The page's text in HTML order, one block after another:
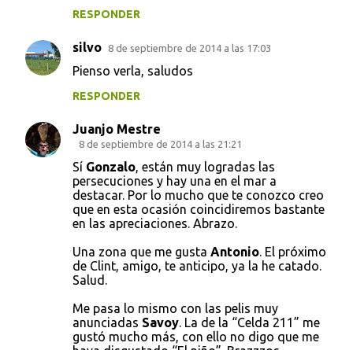
RESPONDER
silvo 8 de septiembre de 2014 a las 17:03
Pienso verla, saludos
RESPONDER
Juanjo Mestre
8 de septiembre de 2014 a las 21:21
Sí Gonzalo, están muy logradas las
persecuciones y hay una en el mar a
destacar. Por lo mucho que te conozco creo
que en esta ocasión coincidiremos bastante
en las apreciaciones. Abrazo.
Una zona que me gusta Antonio. El próximo
de Clint, amigo, te anticipo, ya la he catado.
Salud.
Me pasa lo mismo con las pelis muy
anunciadas Savoy. La de la “Celda 211” me
gustó mucho más, con ello no digo que me